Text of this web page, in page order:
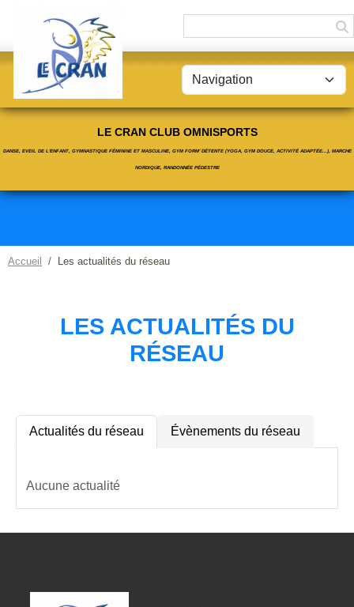
LE CRAN CLUB OMNISPORTS
DANSE, EVEIL DE L'ENFANT, GYMNASTIQUE FÉMININE ET MASCULINE, GYM FORM' DÉTENTE (YOGA, GYM DOUCE, ACTIVITÉ ADAPTÉE...), MARCHE
NORDIQUE, RANDONNÉE PÉDESTRE
Accueil Les actualités du réseau
LES ACTUALITÉS DU
RÉSEAU
Actualités du réseau Évènements du réseau
Aucune actualité